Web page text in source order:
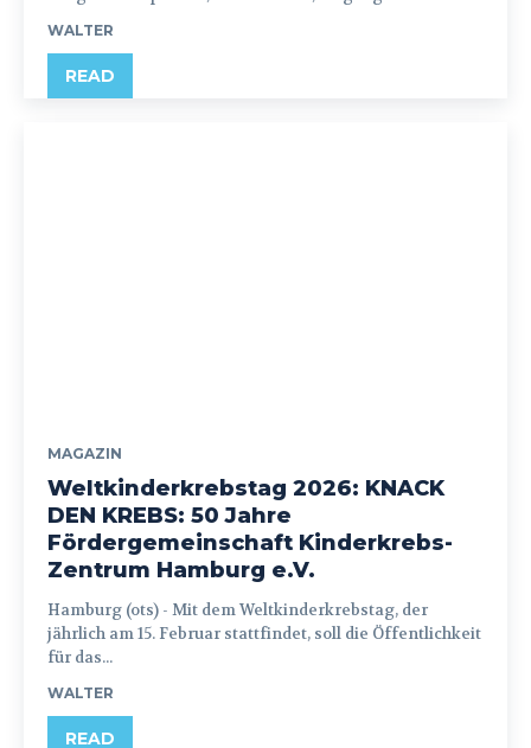
WALTER
READ
MAGAZIN
Weltkinderkrebstag 2026: KNACK
DEN KREBS: 50 Jahre
Fördergemeinschaft Kinderkrebs-
Zentrum Hamburg e.V.
Hamburg (ots) - Mit dem Weltkinderkrebstag, der
jährlich am 15. Februar stattfindet, soll die Öffentlichkeit
für das...
WALTER
READ